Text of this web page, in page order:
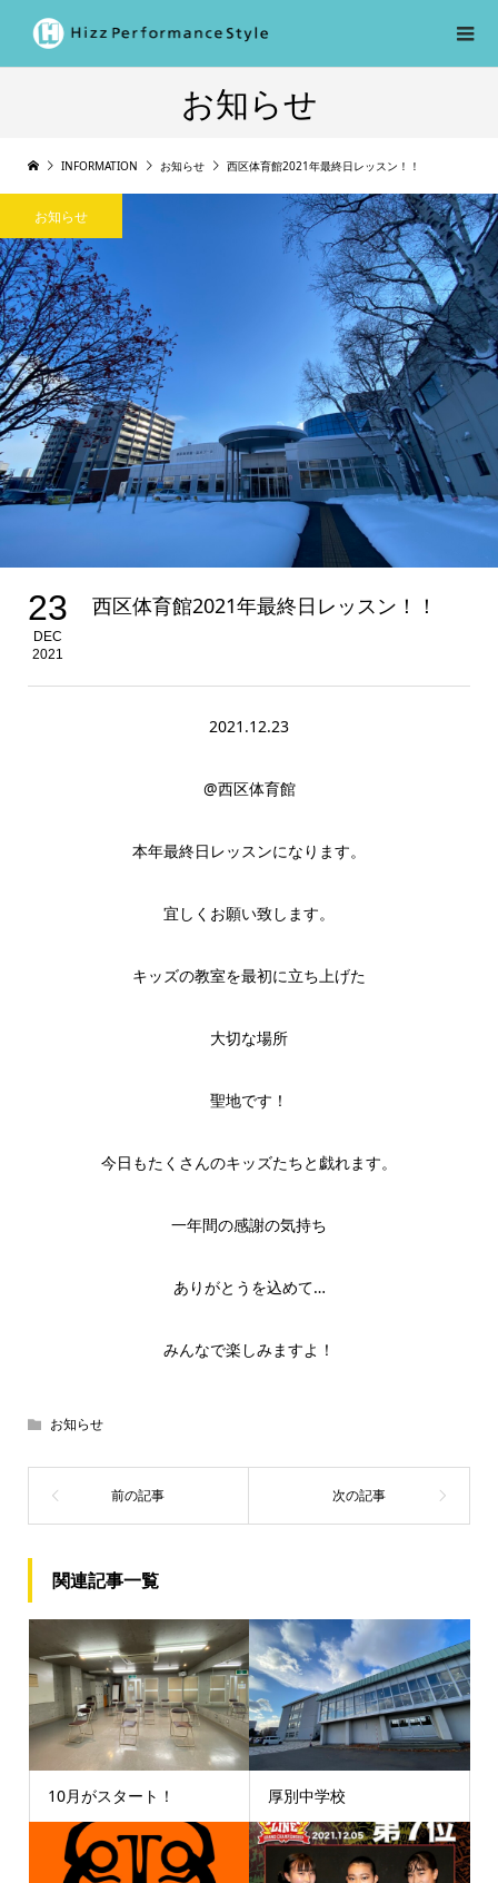
お知らせ
INFORMATION お知らせ 西区体育館2021年最終日レッスン！！
お知らせ
23
DEC
2021
西区体育館2021年最終日レッスン！！
2021.12.23
@西区体育館
本年最終日レッスンになります。
宜しくお願い致します。
キッズの教室を最初に立ち上げた
大切な場所
聖地です！
今日もたくさんのキッズたちと戯れます。
一年間の感謝の気持ち
ありがとうを込めて…
みんなで楽しみますよ！
お知らせ
関連記事一覧
10月がスタート！ 厚別中学校